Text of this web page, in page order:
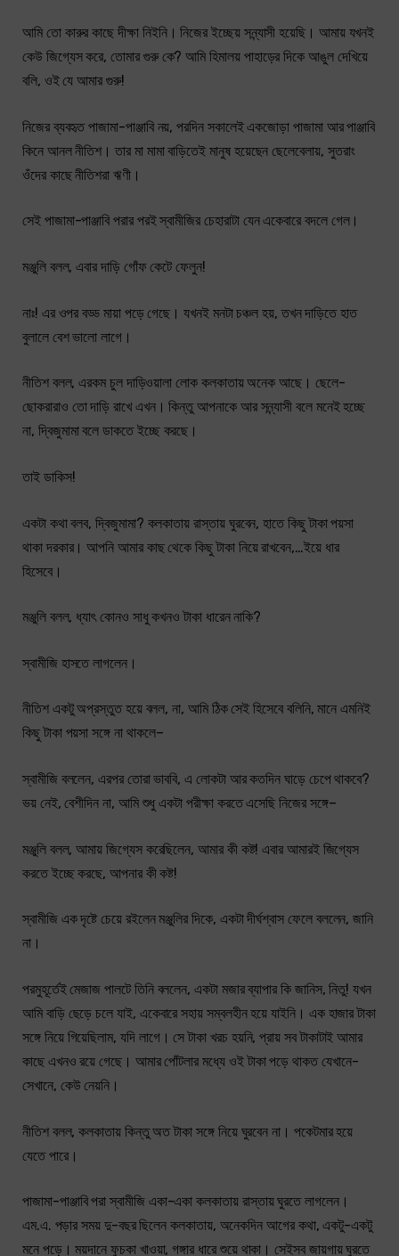
আমি তো কারুর কাছে দীক্ষা নিইনি। নিজের ইচ্ছেয় সন্ন্যাসী হয়েছি। আমায় যখনই
কেউ জিগ্যেস করে, তোমার গুরু কে? আমি হিমালয় পাহাড়ের দিকে আঙুল দেখিয়ে
বলি, ওই যে আমার গুরু!
নিজের ব্যবহৃত পাজামা-পাঞ্জাবি নয়, পরদিন সকালেই একজোড়া পাজামা আর পাঞ্জাবি
কিনে আনল নীতিশ। তার মা মামা বাড়িতেই মানুষ হয়েছেন ছেলেবেলায়, সুতরাং
ওঁদের কাছে নীতিশরা ঋণী।
সেই পাজামা-পাঞ্জাবি পরার পরই স্বামীজির চেহারাটা যেন একেবারে বদলে গেল।
মঞ্জুলি বলল, এবার দাড়ি গোঁফ কেটে ফেলুন!
নাঃ! এর ওপর বড্ড মায়া পড়ে গেছে। যখনই মনটা চঞ্চল হয়, তখন দাড়িতে হাত
বুলালে বেশ ভালো লাগে।
নীতিশ বলল, এরকম চুল দাড়িওয়ালা লোক কলকাতায় অনেক আছে। ছেলে-
ছোকরারাও তো দাড়ি রাখে এখন। কিন্তু আপনাকে আর সন্ন্যাসী বলে মনেই হচ্ছে
না, দ্বিজুমামা বলে ডাকতে ইচ্ছে করছে।
তাই ডাকিস!
একটা কথা বলব, দ্বিজুমামা? কলকাতায় রাস্তায় ঘুরবেন, হাতে কিছু টাকা পয়সা
থাকা দরকার। আপনি আমার কাছ থেকে কিছু টাকা নিয়ে রাখবেন,…ইয়ে ধার
হিসেবে।
মঞ্জুলি বলল, ধ্যাৎ কোনও সাধু কখনও টাকা ধারেন নাকি?
স্বামীজি হাসতে লাগলেন।
নীতিশ একটু অপ্রস্তুত হয়ে বলল, না, আমি ঠিক সেই হিসেবে বলিনি, মানে এমনিই
কিছু টাকা পয়সা সঙ্গে না থাকলে–
স্বামীজি বললেন, এরপর তোরা ভাববি, এ লোকটা আর কতদিন ঘাড়ে চেপে থাকবে?
ভয় নেই, বেশীদিন না, আমি শুধু একটা পরীক্ষা করতে এসেছি নিজের সঙ্গে–
মঞ্জুলি বলল, আমায় জিগ্যেস করেছিলেন, আমার কী কষ্ট! এবার আমারই জিগ্যেস
করতে ইচ্ছে করছে, আপনার কী কষ্ট!
স্বামীজি এক দৃষ্টে চেয়ে রইলেন মঞ্জুলির দিকে, একটা দীর্ঘশ্বাস ফেলে বললেন, জানি
না।
পরমুহূর্তেই মেজাজ পালটে তিনি বললেন, একটা মজার ব্যাপার কি জানিস, নিতু! যখন
আমি বাড়ি ছেড়ে চলে যাই, একেবারে সহায় সম্বলহীন হয়ে যাইনি। এক হাজার টাকা
সঙ্গে নিয়ে গিয়েছিলাম, যদি লাগে। সে টাকা খরচ হয়নি, প্রায় সব টাকাটাই আমার
কাছে এখনও রয়ে গেছে। আমার পোঁটলার মধ্যে ওই টাকা পড়ে থাকত যেখানে-
সেখানে, কেউ নেয়নি।
নীতিশ বলল, কলকাতায় কিন্তু অত টাকা সঙ্গে নিয়ে ঘুরবেন না। পকেটমার হয়ে
যেতে পারে।
পাজামা-পাঞ্জাবি পরা স্বামীজি একা-একা কলকাতায় রাস্তায় ঘুরতে লাগলেন।
এম.এ. পড়ার সময় দু-বছর ছিলেন কলকাতায়, অনেকদিন আগের কথা, একটু-একটু
মনে পড়ে। ময়দানে ফুচকা খাওয়া, গঙ্গার ধারে শুয়ে থাকা। সেইসব জায়গায় ঘুরতে